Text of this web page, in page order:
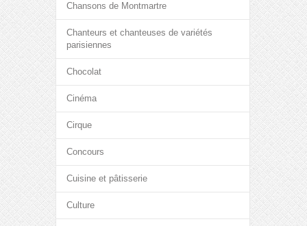
Chansons de Montmartre
Chanteurs et chanteuses de variétés
parisiennes
Chocolat
Cinéma
Cirque
Concours
Cuisine et pâtisserie
Culture